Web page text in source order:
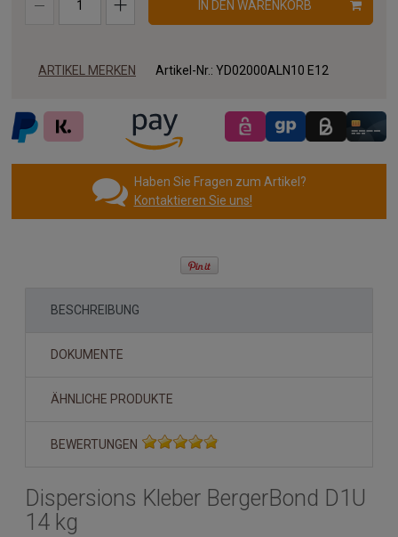
IN DEN WARENKORB
ARTIKEL MERKEN Artikel-Nr.: YD02000ALN10 E12
Haben Sie Fragen zum Artikel?
Kontaktieren Sie uns!
BESCHREIBUNG
DOKUMENTE
ÄHNLICHE PRODUKTE
BEWERTUNGEN
Dispersions Kleber BergerBond D1U
14 kg